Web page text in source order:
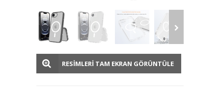
RESİMLERİ TAM EKRAN GÖRÜNTÜLE